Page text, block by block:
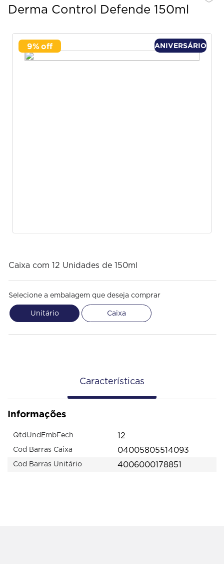
Derma Control Defende 150ml
ANIVERSÁRIO
9%
Caixa com 12 Unidades de 150ml
Selecione a embalagem que deseja comprar
Unitário Caixa
Características
Informações
QtdUndEmbFech 12
Cod Barras Caixa 04005805514093
Cod Barras Unitário 4006000178851